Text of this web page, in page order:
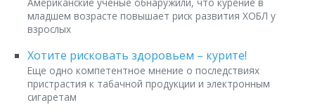
младшем возрасте повышает риск развития ХОБЛ у
взрослых
Хотите рисковать здоровьем – курите!
Еще одно компетентное мнение о последствиях
пристрастия к табачной продукции и электронным
сигаретам